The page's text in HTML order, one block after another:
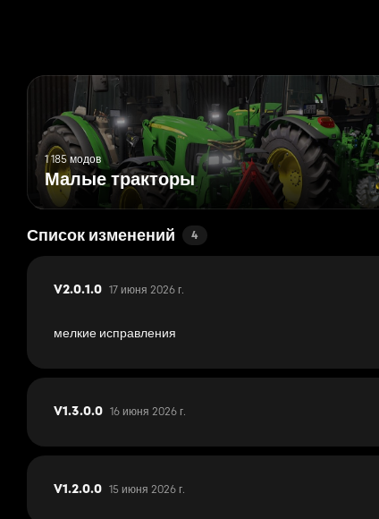
1 185 модов
Малые тракторы
Список изменений 4
V2.0.1.0 17 июня 2026 г.
мелкие исправления
V1.3.0.0 16 июня 2026 г.
V1.2.0.0 15 июня 2026 г.